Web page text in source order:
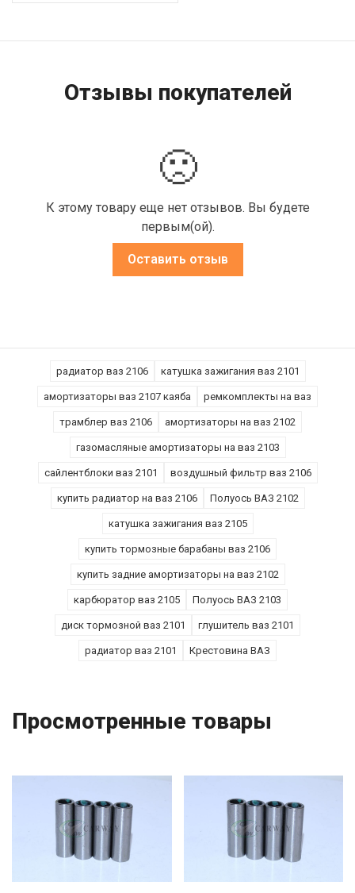
Отзывы покупателей
🙁
К этому товару еще нет отзывов. Вы будете
первым(ой).
Оставить отзыв
радиатор ваз 2106 катушка зажигания ваз 2101
амортизаторы ваз 2107 каяба ремкомплекты на ваз
трамблер ваз 2106 амортизаторы на ваз 2102
газомасляные амортизаторы на ваз 2103
сайлентблоки ваз 2101 воздушный фильтр ваз 2106
купить радиатор на ваз 2106 Полуось ВАЗ 2102
катушка зажигания ваз 2105
купить тормозные барабаны ваз 2106
купить задние амортизаторы на ваз 2102
карбюратор ваз 2105 Полуось ВАЗ 2103
диск тормозной ваз 2101 глушитель ваз 2101
радиатор ваз 2101 Крестовина ВАЗ
Просмотренные товары